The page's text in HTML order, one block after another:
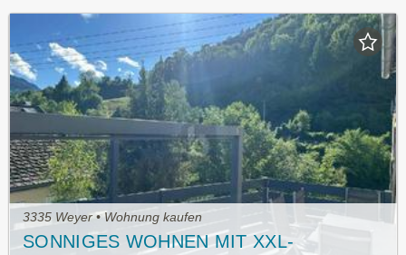
3335 Weyer • Wohnung kaufen
SONNIGES WOHNEN MIT XXL-